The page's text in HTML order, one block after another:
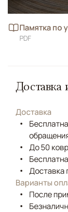
Памятка по
PDF
Доставка
Доставка
До 50
Доставка
Варианты
После